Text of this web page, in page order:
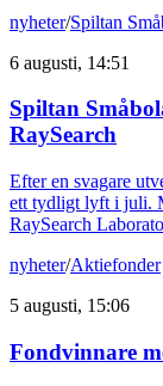
nyheter/Spiltan
6 augusti, 14:51
Spiltan
RaySearch
Efter en svagare
ett tydligt lyft i juli.
RaySearch
nyheter/Aktiefonder
5 augusti, 15:06
Fondvinnare